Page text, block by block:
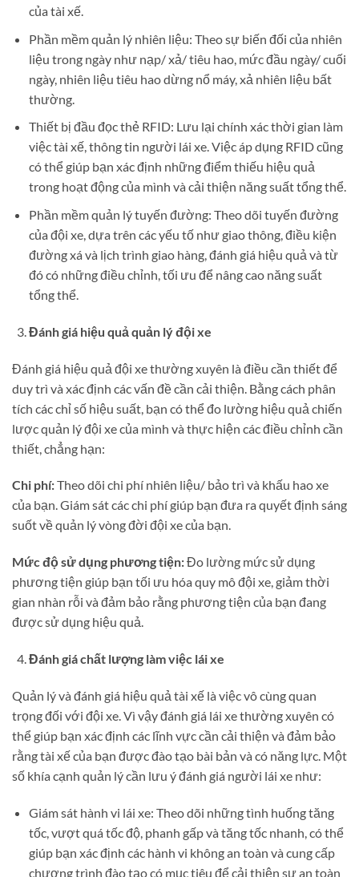
của tài xế.
Phần mềm quản lý nhiên liệu: Theo sự biến đối của nhiên
liệu trong ngày như nạp/ xả/ tiêu hao, mức đầu ngày/ cuối
ngày, nhiên liệu tiêu hao dừng nổ máy, xả nhiên liệu bất
thường.
Thiết bị đầu đọc thẻ RFID: Lưu lại chính xác thời gian làm
việc tài xế, thông tin người lái xe. Việc áp dụng RFID cũng
có thể giúp bạn xác định những điểm thiếu hiệu quả
trong hoạt động của mình và cải thiện năng suất tổng thể.
Phần mềm quản lý tuyến đường: Theo dõi tuyến đường
của đội xe, dựa trên các yếu tố như giao thông, điều kiện
đường xá và lịch trình giao hàng, đánh giá hiệu quả và từ
đó có những điều chỉnh, tối ưu để nâng cao năng suất
tổng thể.
Đánh giá hiệu quả quản lý đội xe
Đánh giá hiệu quả đội xe thường xuyên là điều cần thiết để
duy trì và xác định các vấn đề cần cải thiện. Bằng cách phân
tích các chỉ số hiệu suất, bạn có thể đo lường hiệu quả chiến
lược quản lý đội xe của mình và thực hiện các điều chỉnh cần
thiết, chẳng hạn:
Chi phí:Theo dõi chi phí nhiên liệu/ bảo trì và khấu hao xe
của bạn. Giám sát các chi phí giúp bạn đưa ra quyết định sáng
suốt về quản lý vòng đời đội xe của bạn.
Mức độ sử dụng phương tiện:Đo lường mức sử dụng
phương tiện giúp bạn tối ưu hóa quy mô đội xe, giảm thời
gian nhàn rỗi và đảm bảo rằng phương tiện của bạn đang
được sử dụng hiệu quả.
Đánh giá chất lượng làm việc lái xe
Quản lý và đánh giá hiệu quả tài xế là việc vô cùng quan
trọng đối với đội xe. Vì vậy đánh giá lái xe thường xuyên có
thể giúp bạn xác định các lĩnh vực cần cải thiện và đảm bảo
rằng tài xế của bạn được đào tạo bài bản và có năng lực. Một
số khía cạnh quản lý cần lưu ý đánh giá người lái xe như:
Giám sát hành vi lái xe: Theo dõi những tình huống tăng
tốc, vượt quá tốc độ, phanh gấp và tăng tốc nhanh, có thể
giúp bạn xác định các hành vi không an toàn và cung cấp
chương trình đào tạo có mục tiêu để cải thiện sự an toàn